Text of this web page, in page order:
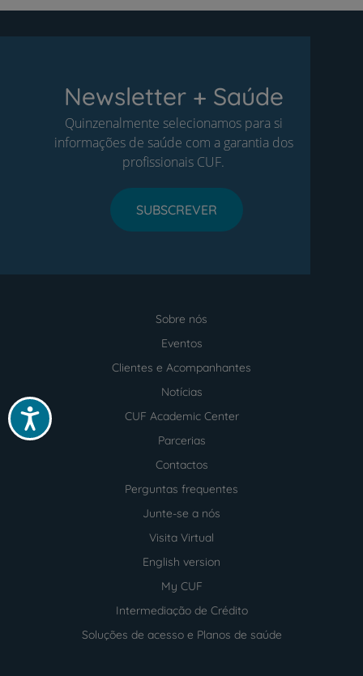
Acessibilidade
Newsletter + Saúde
Quinzenalmente selecionamos para si
informações de saúde com a garantia dos
profissionais CUF.
SUBSCREVER
Sobre nós
Eventos
Clientes e Acompanhantes
Notícias
CUF Academic Center
Parcerias
Contactos
Perguntas frequentes
Junte-se a nós
Visita Virtual
English version
My CUF
Intermediação de Crédito
Soluções de acesso e Planos de saúde